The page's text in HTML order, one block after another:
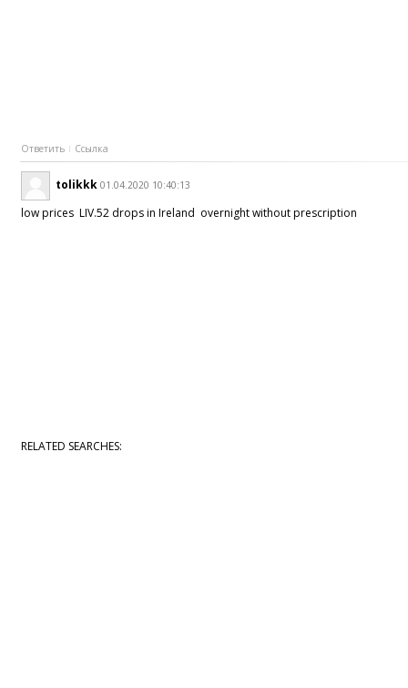
Ответить Ссылка
tolikkk 01.04.2020 10:40:13
low prices LIV.52 drops in Ireland overnight without prescription
RELATED SEARCHES: